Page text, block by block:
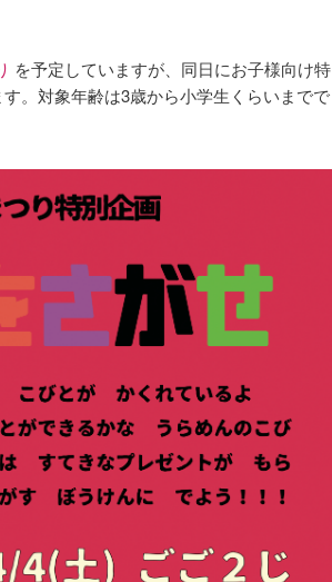
を予定していますが、同日にお子様向け特
。対象年齢は3歳から小学生くらいまでで